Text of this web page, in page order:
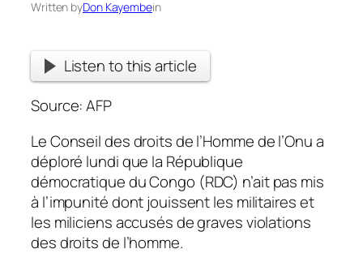
Written byDon Kayembein
Listen to this article
Source: AFP
Le Conseil des droits de l’Homme de l’Onu a
déploré lundi que la République
démocratique du Congo (RDC) n’ait pas mis
à l’impunité dont jouissent les militaires et
les miliciens accusés de graves violations
des droits de l’homme.